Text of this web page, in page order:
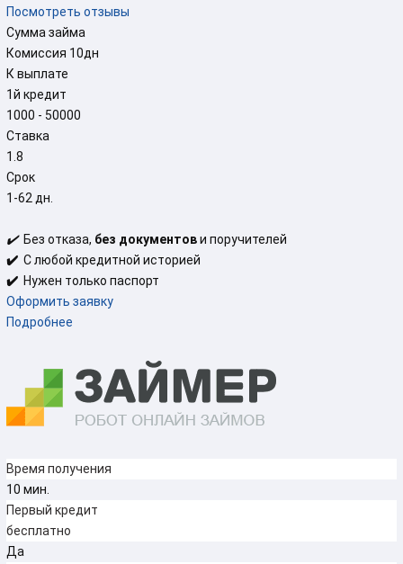
Посмотреть отзывы
Сумма займа
Комиссия 10дн
К выплате
1й кредит
1000 - 50000
Ставка
1.8
Срок
1-62 дн.
✔️ Без отказа, без документови поручителей
✔️ С любой кредитной историей
✔️ Нужен только паспорт
Оформить заявку
Подробнее
Время получения
10 мин.
Первый кредит
бесплатно
Да